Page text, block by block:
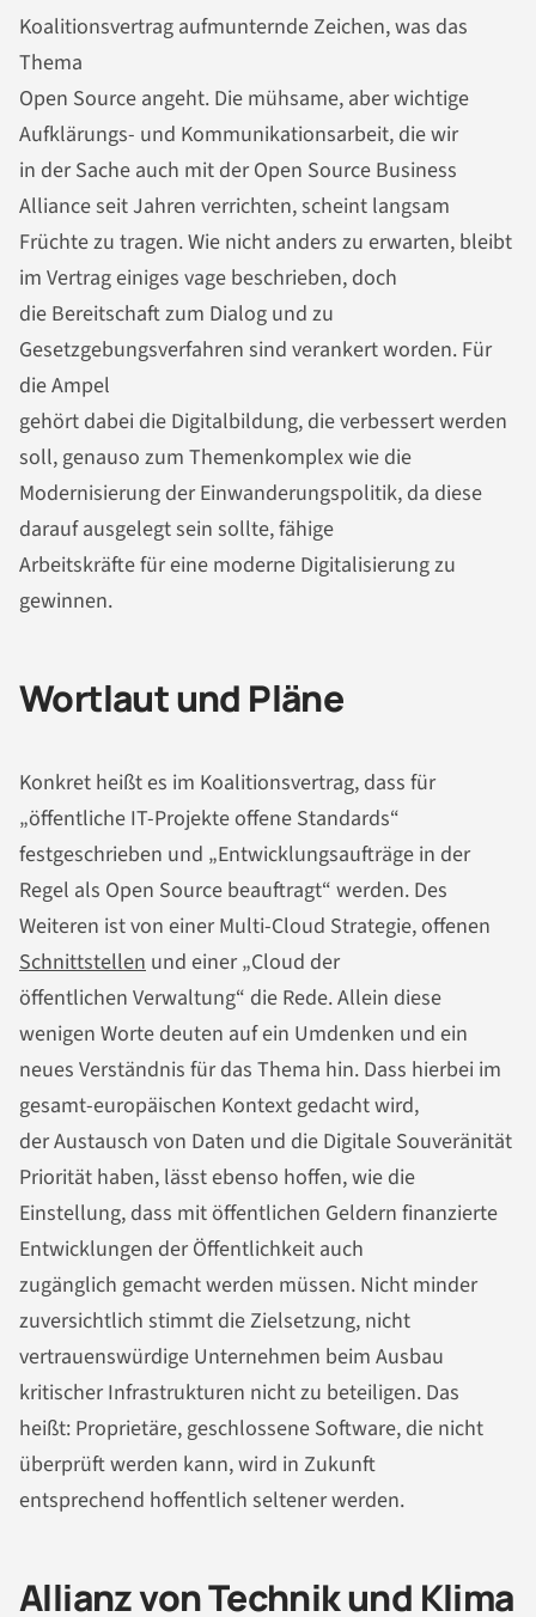
Koalitionsvertrag aufmunternde Zeichen, was das
Thema
Open Source angeht. Die mühsame, aber wichtige
Aufklärungs- und Kommunikationsarbeit, die wir
in der Sache auch mit der Open Source Business
Alliance seit Jahren verrichten, scheint langsam
Früchte zu tragen. Wie nicht anders zu erwarten, bleibt
im Vertrag einiges vage beschrieben, doch
die Bereitschaft zum Dialog und zu
Gesetzgebungsverfahren sind verankert worden. Für
die Ampel
gehört dabei die Digitalbildung, die verbessert werden
soll, genauso zum Themenkomplex wie die
Modernisierung der Einwanderungspolitik, da diese
darauf ausgelegt sein sollte, fähige
Arbeitskräfte für eine moderne Digitalisierung zu
gewinnen.
Wortlaut und Pläne
Konkret heißt es im Koalitionsvertrag, dass für
„öffentliche IT-Projekte offene Standards“
festgeschrieben und „Entwicklungsaufträge in der
Regel als Open Source beauftragt“ werden. Des
Weiteren ist von einer Multi-Cloud Strategie, offenen
Schnittstellen und einer „Cloud der
öffentlichen Verwaltung“ die Rede. Allein diese
wenigen Worte deuten auf ein Umdenken und ein
neues Verständnis für das Thema hin. Dass hierbei im
gesamt-europäischen Kontext gedacht wird,
der Austausch von Daten und die Digitale Souveränität
Priorität haben, lässt ebenso hoffen, wie die
Einstellung, dass mit öffentlichen Geldern finanzierte
Entwicklungen der Öffentlichkeit auch
zugänglich gemacht werden müssen. Nicht minder
zuversichtlich stimmt die Zielsetzung, nicht
vertrauenswürdige Unternehmen beim Ausbau
kritischer Infrastrukturen nicht zu beteiligen. Das
heißt: Proprietäre, geschlossene Software, die nicht
überprüft werden kann, wird in Zukunft
entsprechend hoffentlich seltener werden.
Allianz von Technik und Klima